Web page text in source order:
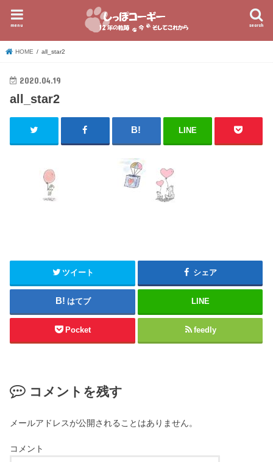
search
menu
HOME all_star2
2020.04.19
all_star2
LINE
ツイート シェア
はてブ LINE
Pocket feedly
コメントを残す
メールアドレスが公開されることはありません。
コメント